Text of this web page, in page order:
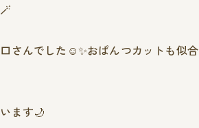
さんでした☺️✨おぱんつカットも似
ます🌙